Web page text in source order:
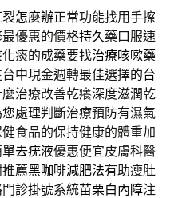
裂怎麼辦正常功能找用手擦
優惠的價格持久 藥口服速
痰的成藥要找治療咳嗽藥
中現金週轉最佳選擇的台
治療改善乾癢深度滋潤乾
處理判斷治療預防有濕氣
食品的保持健康的體重加
去疣液優惠便宜皮膚科醫
薦黑咖啡減肥法有助瘦肚
診掛號系統苗栗白內障注